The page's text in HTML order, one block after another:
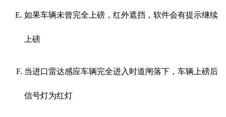
如果车辆未曾完全上磅，红外遮挡，软件会有提示继续
上磅
当进口雷达感应车辆完全进入时道闸落下，车辆上磅后
信号灯为红灯